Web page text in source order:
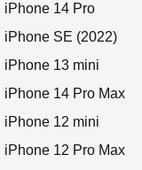
iPhone 14 Pro
iPhone SE (2022)
iPhone 13 mini
iPhone 14 Pro Max
iPhone 12 mini
iPhone 12 Pro Max